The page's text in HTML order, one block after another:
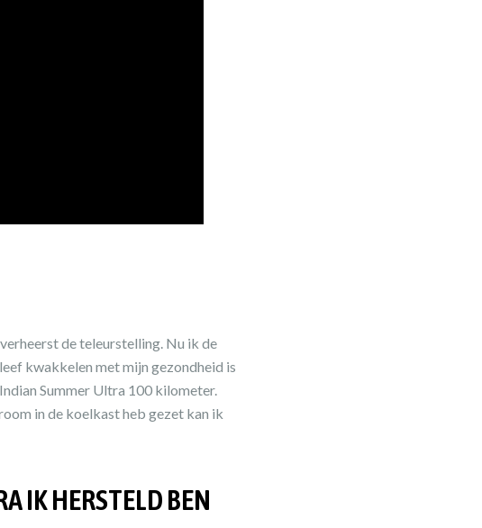
de teleurstelling. Nu ik de
kwakkelen met mijn gezondheid is
Summer Ultra 100 kilometer.
in de koelkast heb gezet kan ik
IK HERSTELD BEN